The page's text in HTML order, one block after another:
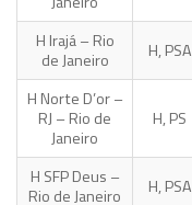
H Irajá – Rio
de Janeiro
H, PSA
H Norte D’or –
RJ – Rio de
Janeiro
H, PS
H SFP Deus –
Rio de Janeiro
H, PSA